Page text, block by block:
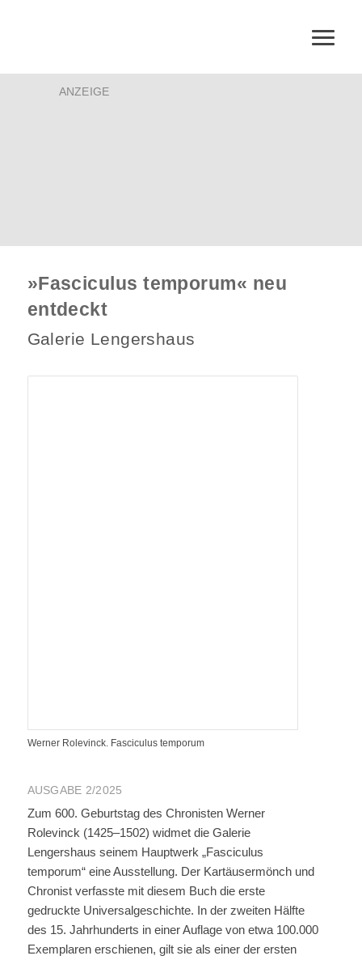
ANZEIGE
»Fasciculus temporum« neu
entdeckt
Galerie Lengershaus
Werner Rolevinck. Fasciculus temporum
AUSGABE 2/2025
Zum 600. Geburtstag des Chronisten Werner
Rolevinck (1425–1502) widmet die Galerie
Lengershaus seinem Hauptwerk „Fasciculus
temporum“ eine Ausstellung. Der Kartäusermönch und
Chronist verfasste mit diesem Buch die erste
gedruckte Universalgeschichte. In der zweiten Hälfte
des 15. Jahrhunderts in einer Auflage von etwa 100.000
Exemplaren erschienen, gilt sie als einer der ersten